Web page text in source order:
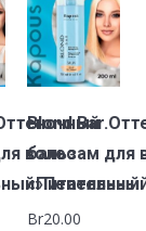
волоскорзину
Blond
бальзам для
Br20.00